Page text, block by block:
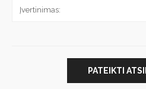
Įvertinimas:
PATEIKTI